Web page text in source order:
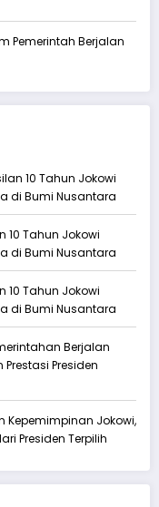
Pemerintah Berjalan
10 Tahun Jokowi
di Bumi Nusantara
10 Tahun Jokowi
di Bumi Nusantara
10 Tahun Jokowi
di Bumi Nusantara
Berjalan
Presiden
Kepemimpinan Jokowi,
Presiden Terpilih